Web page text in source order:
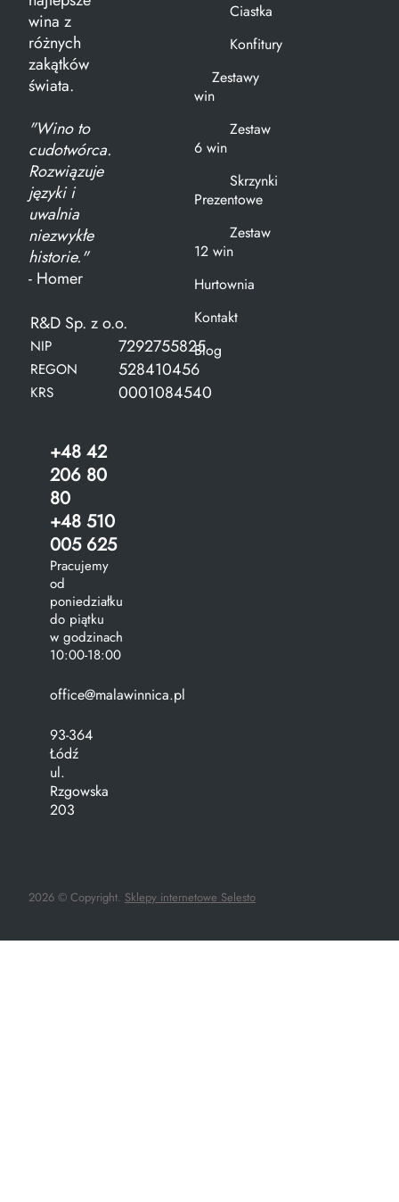
wina z
różnych
zakątków
świata.
"Wino to
cudotwórca.
Rozwiązuje
języki i
uwalnia
niezwykłe
historie."
- Homer
R&D Sp. z o.o.
NIP 7292755825
REGON 528410456
KRS 0001084540
+48 42
206 80
80
+48 510
005 625
Pracujemy
od
poniedziałku
do piątku
w godzinach
10:00-18:00
office@malawinnica.pl
93-364
Łódź
ul.
Rzgowska
203
Ciastka
Konfitury
Zestawy
win
Zestaw
6 win
Skrzynki
Prezentowe
Zestaw
12 win
Hurtownia
Kontakt
Blog
2026 © Copyright. Sklepy internetowe Selesto